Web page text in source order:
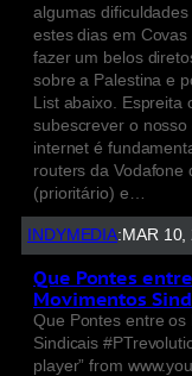
algumas
estes dias em
fazer um belos
sobre a Palestina e
List abaixo. Espreita
subescrever o
internet é
routers da Vodafone
(prioritário) e…
INDYMEDIA: MAR 10,
Que Pontes
Movimentos
Que Pontes entre
Sindicais
player” from